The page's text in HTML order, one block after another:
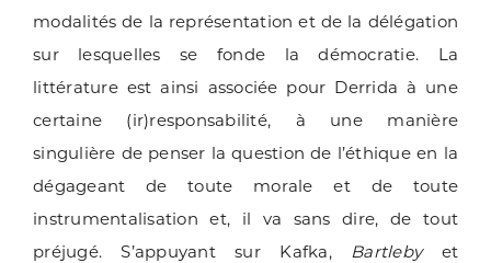
modalités de la représentation et de la délégation
sur lesquelles se fonde la démocratie. La
littérature est ainsi associée pour Derrida à une
certaine (ir)responsabilité, à une manière
singulière de penser la question de l’éthique en la
dégageant de toute morale et de toute
instrumentalisation et, il va sans dire, de tout
préjugé. S’appuyant sur Kafka, Bartlebyet